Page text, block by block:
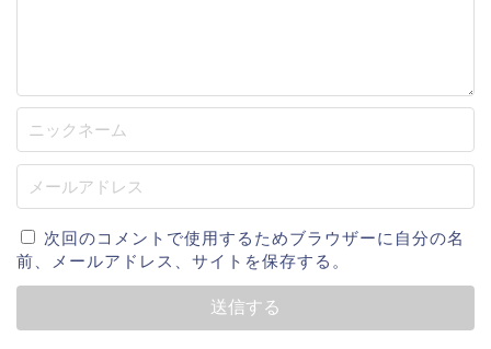
次回のコメントで使用するためブラウザーに自分の名
前、メールアドレス、サイトを保存する。